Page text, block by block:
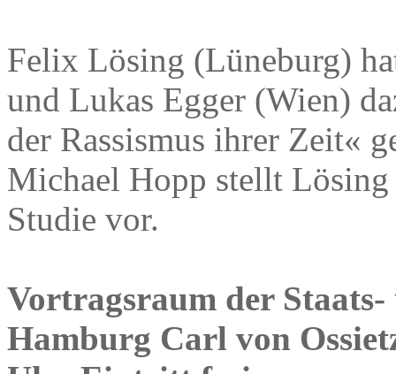
Felix Lösing (Lüneburg)
und Lukas Egger (Wien)
der Rassismus ihrer Zeit«
Michael Hopp stellt Lösing
Studie vor.
Vortragsraum der
Hamburg Carl von